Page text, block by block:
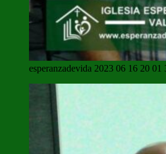
esperanzadevida 2023 06 16 20 01